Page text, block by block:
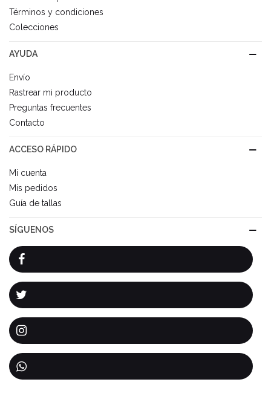
Términos y condiciones
Colecciones
AYUDA
Envío
Rastrear mi producto
Preguntas frecuentes
Contacto
ACCESO RÁPIDO
Mi cuenta
Mis pedidos
Guía de tallas
SÍGUENOS